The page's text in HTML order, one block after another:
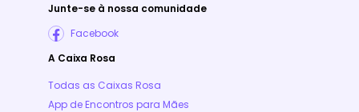
Junte-se à nossa comunidade
Facebook
A Caixa Rosa
Todas as Caixas Rosa
App de Encontros para Mães